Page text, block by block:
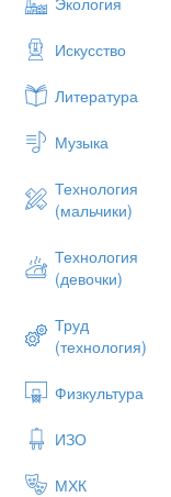
Искусство
Литература
Музыка
Технология
(мальчики)
Технология
(девочки)
Труд
(технология)
Физкультура
ИЗО
МХК